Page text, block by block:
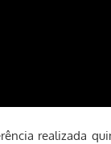
realizada